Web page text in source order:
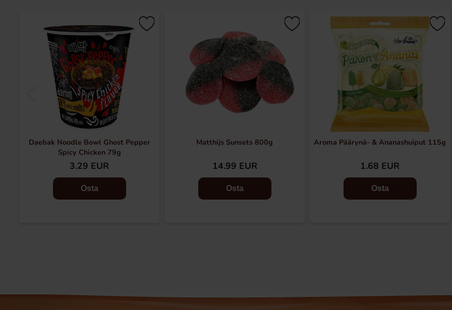
Daebak Noodle Bowl Ghost Pepper
Spicy Chicken 79g
3.29 EUR
Osta
Matthijs Sunsets 800g
14.99 EUR
Osta
Aroma Päärynä- & Ananashuiput 115g
1.68 EUR
Osta